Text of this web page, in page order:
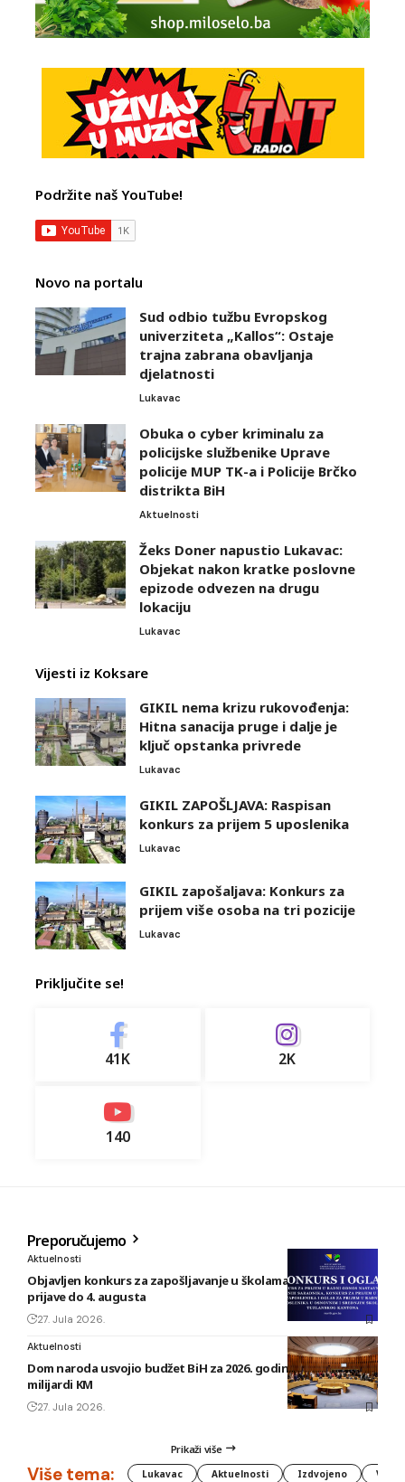
Podržite naš YouTube!
Novo na portalu
Sud odbio tužbu Evropskog
univerziteta „Kallos“: Ostaje
trajna zabrana obavljanja
djelatnosti
Lukavac
Obuka o cyber kriminalu za
policijske službenike Uprave
policije MUP TK-a i Policije Brčko
distrikta BiH
Aktuelnosti
Žeks Doner napustio Lukavac:
Objekat nakon kratke poslovne
epizode odvezen na drugu
lokaciju
Lukavac
Vijesti iz Koksare
GIKIL nema krizu rukovođenja:
Hitna sanacija pruge i dalje je
ključ opstanka privrede
Lukavac
GIKIL ZAPOŠLJAVA: Raspisan
konkurs za prijem 5 uposlenika
Lukavac
GIKIL zapošaljava: Konkurs za
prijem više osoba na tri pozicije
Lukavac
Priključite se!
41K 2K
140
Preporučujemo
Aktuelnosti
Objavljen konkurs za zapošljavanje u školama TK: Rok za
prijave do 4. augusta
27. Jula 2026.
Aktuelnosti
Dom naroda usvojio budžet BiH za 2026. godinu vrijedan 1,58
milijardi KM
27. Jula 2026.
Prikaži više
Više tema: Lukavac Aktuelnosti Izdvojeno